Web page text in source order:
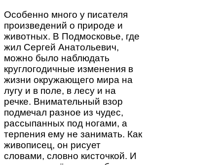
Особенно много у писателя
произведений о природе и
животных. В Подмосковье, где
жил Сергей Анатольевич,
можно было наблюдать
круглогодичные изменения в
жизни окружающего мира на
лугу и в поле, в лесу и на
речке. Внимательный взор
подмечал разное из чудес,
рассыпанных под ногами, а
терпения ему не занимать. Как
живописец, он рисует
словами, словно кисточкой. И